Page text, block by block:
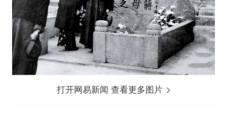
打开网易新闻 查看更多图片